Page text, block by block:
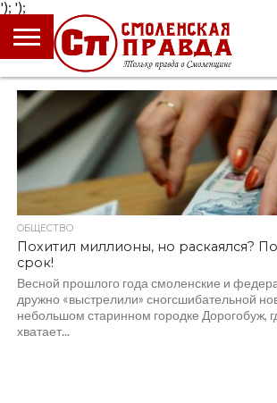
');
ГЛАВНАЯ
НОВОСТИ
ПРОИСШЕСТВИЯ
ПОЛИТИКА
КУЛЬТУРА
ЭКОНОМИКА
ОБЩЕСТВО
БЛОГИ
ОБЩЕСТВО
Похитил миллионы, но раскаялся?
срок!
Весной прошлого года смоленские и
дружно «выстрелили» сногсшибательной
небольшом старинном городке Дорогобуж,
хватает...
');